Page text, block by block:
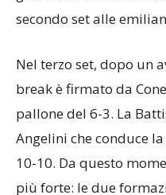
nuovamente quota (15-
secondo set alle
Nel terzo set, dopo un
break è firmato da
pallone del 6-3. La
Angelini che conduce